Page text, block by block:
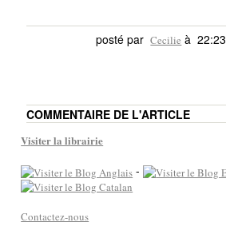
posté par Cecilie à 22:23
COMMENTAIRE DE L'ARTICLE
Visiter la librairie
-
Contactez-nous